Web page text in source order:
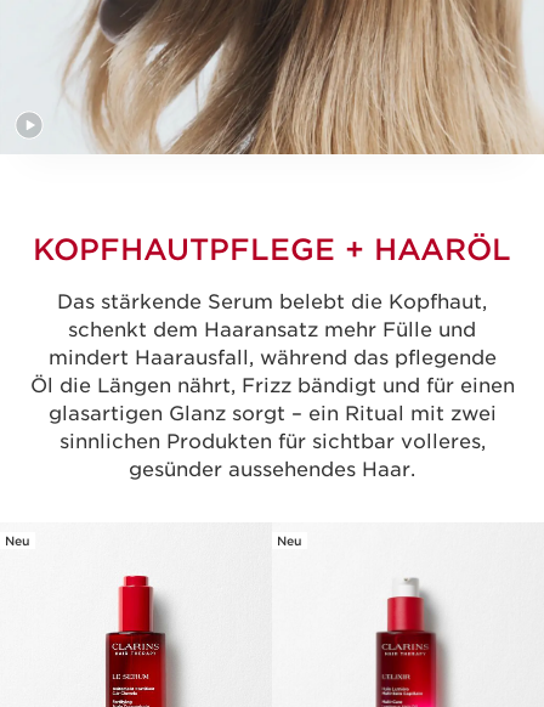
KOPFHAUTPFLEGE + HAARÖL
Das stärkende Serum belebt die Kopfhaut,
schenkt dem Haaransatz mehr Fülle und
mindert Haarausfall, während das pflegende
Öl die Längen nährt, Frizz bändigt und für einen
glasartigen Glanz sorgt – ein Ritual mit zwei
sinnlichen Produkten für sichtbar volleres,
gesünder aussehendes Haar.
Neu Neu